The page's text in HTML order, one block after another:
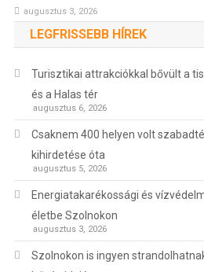
augusztus 3, 2026
LEGFRISSEBB HÍREK
Turisztikai attrakciókkal bővült a
és a Halas tér
augusztus 6, 2026
Csaknem 400 helyen volt
kihirdetése óta
augusztus 5, 2026
Energiatakarékossági és
életbe Szolnokon
augusztus 3, 2026
Szolnokon is ingyen